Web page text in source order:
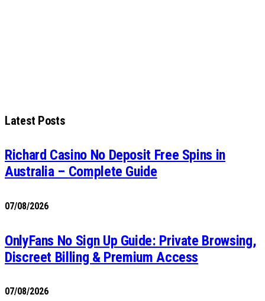
Latest Posts
Richard Casino No Deposit Free Spins in
Australia – Complete Guide
07/08/2026
OnlyFans No Sign Up Guide: Private Browsing,
Discreet Billing & Premium Access
07/08/2026